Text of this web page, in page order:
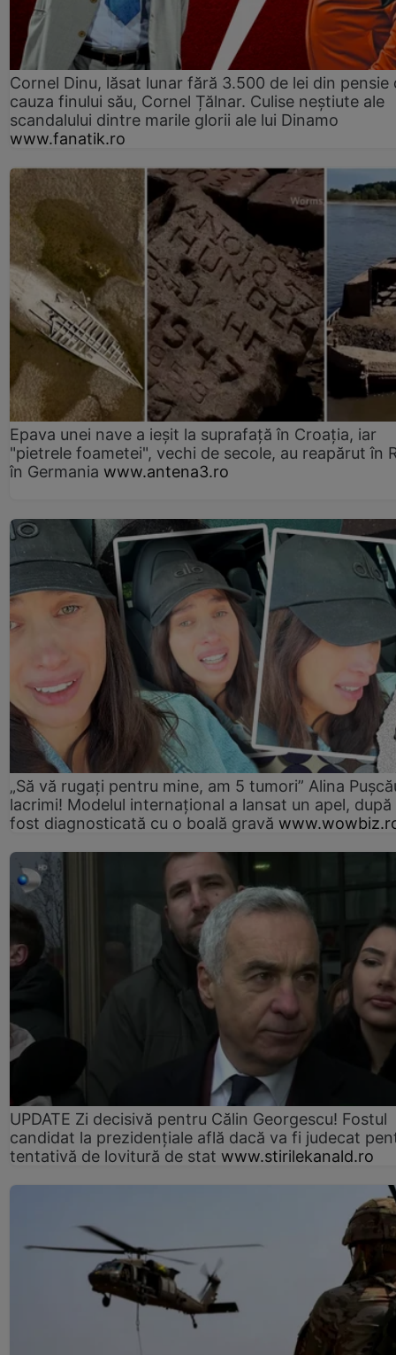
Cornel Dinu, lăsat lunar fără 3.500 de lei din pensie
cauza finului său, Cornel Țălnar. Culise neștiute ale
scandalului dintre marile glorii ale lui Dinamo
www.fanatik.ro
Epava unei nave a ieșit la suprafață în Croația, iar
"pietrele foametei", vechi de secole, au reapărut în
în Germania www.antena3.ro
„Să vă rugați pentru mine, am 5 tumori” Alina
lacrimi! Modelul internațional a lansat un apel, după
fost diagnosticată cu o boală gravă
UPDATE Zi decisivă pentru Călin Georgescu! Fostul
candidat la prezidențiale află dacă va fi judecat
tentativă de lovitură de stat www.stirilekanald.ro